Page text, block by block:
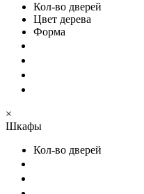
Кол-во дверей
Цвет дерева
Форма
×
Шкафы
Кол-во дверей